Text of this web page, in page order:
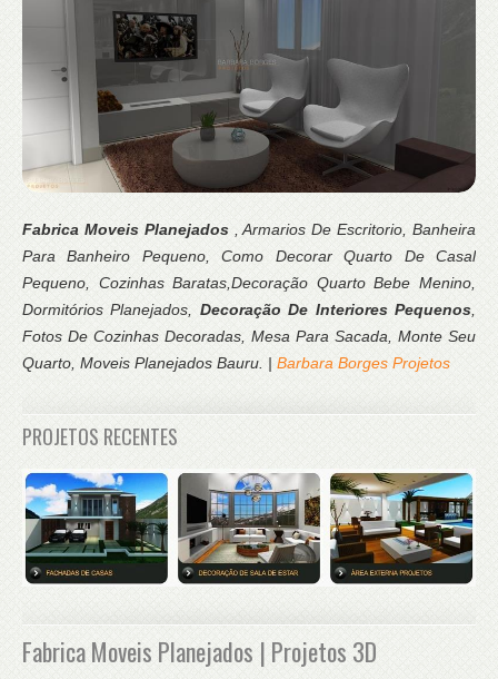
Fabrica Moveis Planejados , Armarios De Escritorio, Banheira
Para Banheiro Pequeno, Como Decorar Quarto De Casal
Pequeno, Cozinhas Baratas,Decoração Quarto Bebe Menino,
Dormitórios Planejados, Decoração De Interiores Pequenos,
Fotos De Cozinhas Decoradas, Mesa Para Sacada, Monte Seu
Quarto, Moveis Planejados Bauru. | Barbara Borges Projetos
PROJETOS RECENTES
Fabrica Moveis Planejados | Projetos 3D